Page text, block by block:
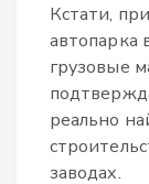
Кстати,
автопарка
грузовые
реально
заводах.